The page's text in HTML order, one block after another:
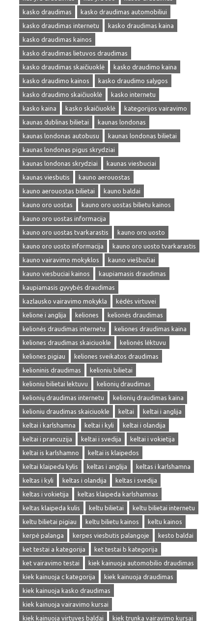
kasko draudimas
kasko draudimas automobiliui
kasko draudimas internetu
kasko draudimas kaina
kasko draudimas kainos
kasko draudimas lietuvos draudimas
kasko draudimas skaičiuoklė
kasko draudimo kaina
kasko draudimo kainos
kasko draudimo salygos
kasko draudimo skaičiuoklė
kasko internetu
kasko kaina
kasko skaičiuoklė
kategorijos vairavimo
kaunas dublinas bilietai
kaunas londonas
kaunas londonas autobusu
kaunas londonas bilietai
kaunas londonas pigus skrydziai
kaunas londonas skrydziai
kaunas viesbuciai
kaunas viesbutis
kauno aerouostas
kauno aerouostas bilietai
kauno baldai
kauno oro uostas
kauno oro uostas bilietu kainos
kauno oro uostas informacija
kauno oro uostas tvarkarastis
kauno oro uosto
kauno oro uosto informacija
kauno oro uosto tvarkarastis
kauno vairavimo mokyklos
kauno viešbučiai
kauno viesbuciai kainos
kaupiamasis draudimas
kaupiamasis gyvybės draudimas
kazlausko vairavimo mokykla
kėdės virtuvei
kelione i anglija
keliones
kelionės draudimas
kelionės draudimas internetu
keliones draudimas kaina
keliones draudimas skaiciuokle
kelionės lėktuvu
keliones pigiau
keliones sveikatos draudimas
kelioninis draudimas
kelioniu bilietai
kelioniu bilietai lektuvu
kelionių draudimas
kelionių draudimas internetu
kelionių draudimas kaina
kelioniu draudimas skaiciuokle
keltai
keltai i anglija
keltai i karlshamna
keltai i kyli
keltai i olandija
keltai i prancuzija
keltai i svedija
keltai i vokietija
keltai is karlshamno
keltai is klaipedos
keltai klaipeda kylis
keltas i anglija
keltas i karlshamna
keltas i kyli
keltas i olandija
keltas i svedija
keltas i vokietija
keltas klaipeda karlshamnas
keltas klaipeda kulis
keltu bilietai
keltu bilietai internetu
keltu bilietai pigiau
keltu bilietu kainos
keltu kainos
kerpė palanga
kerpes viesbutis palangoje
kesto baldai
ket testai a kategorija
ket testai b kategorija
ket vairavimo testai
kiek kainuoja automobilio draudimas
kiek kainuoja c kategorija
kiek kainuoja draudimas
kiek kainuoja kasko draudimas
kiek kainuoja vairavimo kursai
kiek kainuoja virtuves baldai
kiek trunka vairavimo kursai